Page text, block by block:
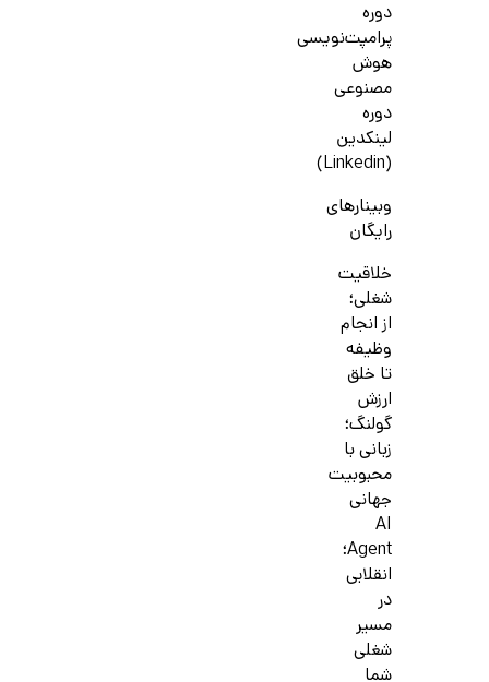
دوره
پرامپت‌نویسی
هوش
مصنوعی
دوره
لینکدین
(Linkedin)
وبینارهای
رایگان
خلاقیت
شغلی؛
از انجام
وظیفه
تا خلق
ارزش
گولنگ؛
زبانی با
محبوبیت
جهانی
AI
Agent؛
انقلابی
در
مسیر
شغلی